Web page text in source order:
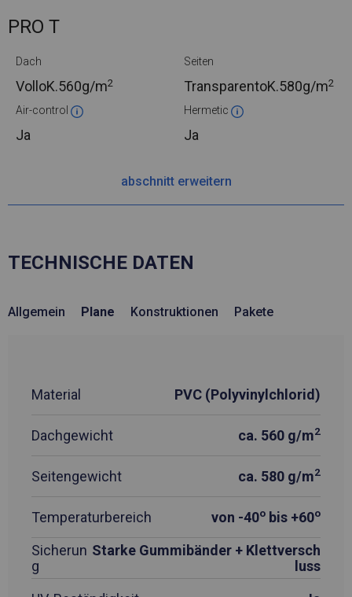
PRO T
Dach
VolloK.560g/m2
Seiten
TransparentoK.580g/m2
Air-control
Ja
Hermetic
Ja
abschnitt erweitern
TECHNISCHE DATEN
Allgemein Plane Konstruktionen Pakete
Material PVC (Polyvinylchlorid)
Dachgewicht ca. 560 g/m2
Seitengewicht ca. 580 g/m2
Temperaturbereich von -40o bis +60o
Sicherun
g
Starke Gummibänder + Klettversch
luss